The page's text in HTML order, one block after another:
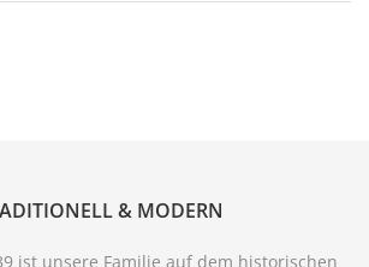
& MODERN
ist unsere Familie auf dem historischen